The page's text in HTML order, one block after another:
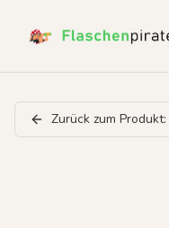
Zurück zum Produkt: